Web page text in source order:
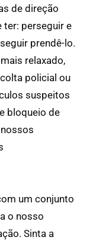
de direção
ter: perseguir e
prendê-lo.
relaxado,
policial ou
suspeitos
bloqueio de
um conjunto
o nosso
Sinta a